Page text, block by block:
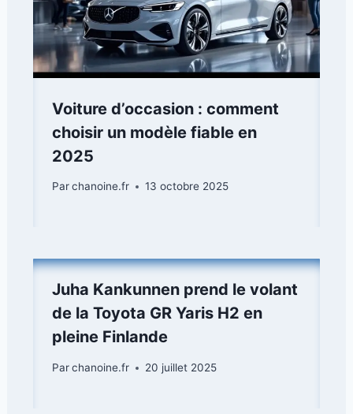
Voiture d’occasion : comment
choisir un modèle fiable en
2025
Parchanoine.fr 13 octobre 2025
Juha Kankunnen prend le volant
de la Toyota GR Yaris H2 en
pleine Finlande
Parchanoine.fr 20 juillet 2025